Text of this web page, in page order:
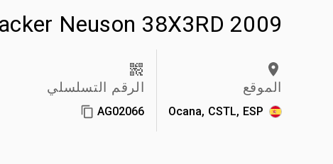
2009 Wacker Neuson 38X3RD حفارة صغيرة
الموقع
Ocana, CSTL, ESP
الرقم التسلسلي
AG02066